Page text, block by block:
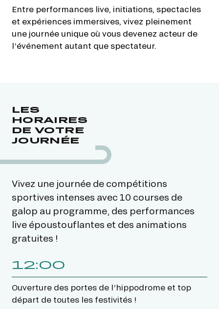
Entre performances live, initiations, spectacles
et expériences immersives, vivez pleinement
une journée unique où vous devenez acteur de
l’événement autant que spectateur.
LES
HORAIRES
DE VOTRE
JOURNÉE
Vivez une journée de compétitions
sportives intenses avec 10 courses de
galop au programme, des performances
live époustouflantes et des animations
gratuites !
12:00
Ouverture des portes de l’hippodrome et top
départ de toutes les festivités !